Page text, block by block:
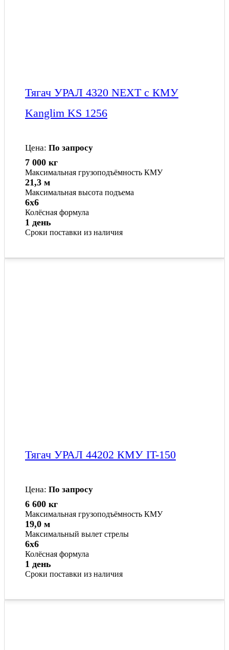
Тягач УРАЛ 4320 NEXT c КМУ
Kanglim KS 1256
Цена: По запросу
Максимальная грузоподъёмность КМУ
7 000 кг
Максимальная высота подъема
21,3 м
Колёсная формула
6x6
Сроки поставки из наличия
1 день
Тягач УРАЛ 44202 КМУ IT-150
Цена: По запросу
Максимальная грузоподъёмность КМУ
6 600 кг
Максимальный вылет стрелы
19,0 м
Колёсная формула
6x6
Сроки поставки из наличия
1 день